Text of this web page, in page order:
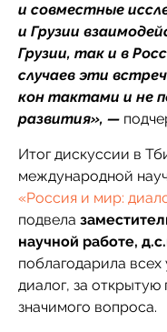
и совместные
и Грузии
Грузии, так и в
случаев эти
кон тактами и не
развития», —
Итог дискуссии в
международной
«Россия и мир:
подвела
научной работе,
поблагодарила всех
диалог, за
значимого вопроса.